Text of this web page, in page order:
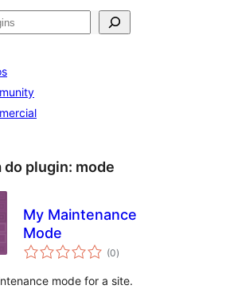
do plugin: mode
My Maintenance
Mode
(0valoracións
totais
)
mode for a site.